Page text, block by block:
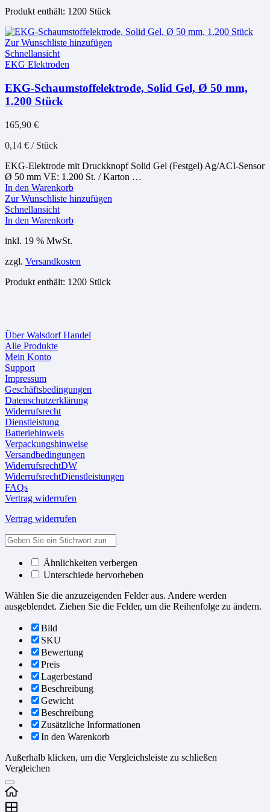
Produkt enthält: 1200 Stück
Zur Wunschliste hinzufügen
Schnellansicht
EKG Elektroden
EKG-Schaumstoffelektrode, Solid Gel, Ø 50 mm,
1.200 Stück
165,90 €
0,14 € / Stück
EKG-Elektrode mit Druckknopf Solid Gel (Festgel) Ag/ACI-Sensor
Ø 50 mm VE: 1.200 St. / Karton …
In den Warenkorb
Zur Wunschliste hinzufügen
Schnellansicht
In den Warenkorb
inkl. 19 % MwSt.
zzgl. Versandkosten
Produkt enthält: 1200 Stück
Über Walsdorf Handel
Alle Produkte
Mein Konto
Support
Impressum
Geschäftsbedingungen
Datenschutzerklärung
Widerrufsrecht
Dienstleistung
Batteriehinweis
Verpackungshinweise
Versandbedingungen
WiderrufsrechtDW
WiderrufsrechtDienstleistungen
FAQs
Vertrag widerrufen
Vertrag widerrufen
Ähnlichkeiten verbergen
Unterschiede hervorheben
Wählen Sie die anzuzeigenden Felder aus. Andere werden
ausgeblendet. Ziehen Sie die Felder, um die Reihenfolge zu ändern.
Bild
SKU
Bewertung
Preis
Lagerbestand
Beschreibung
Gewicht
Beschreibung
Zusätzliche Informationen
In den Warenkorb
Außerhalb klicken, um die Vergleichsleiste zu schließen
Vergleichen